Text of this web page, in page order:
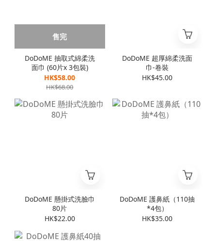
售完
DoDoME 抽取式綿柔洗
面巾 (60片x 3包裝)
HK$58.00
HK$68.00
DoDoME 超厚綿柔洗面
巾-卷裝
HK$45.00
DoDoME 懸掛式洗臉巾
80片
HK$22.00
DoDoME 護鼻紙（110抽
*4包）
HK$35.00